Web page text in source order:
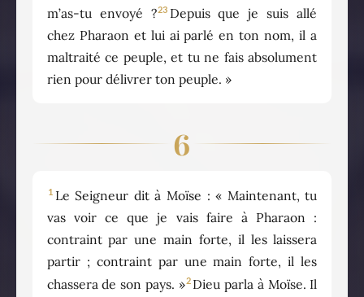
m’as-tu envoyé ?23 Depuis que je suis allé
chez Pharaon et lui ai parlé en ton nom, il a
maltraité ce peuple, et tu ne fais absolument
rien pour délivrer ton peuple. »
6
1 Le Seigneur dit à Moïse : « Maintenant, tu
vas voir ce que je vais faire à Pharaon :
contraint par une main forte, il les laissera
partir ; contraint par une main forte, il les
chassera de son pays. »2 Dieu parla à Moïse. Il